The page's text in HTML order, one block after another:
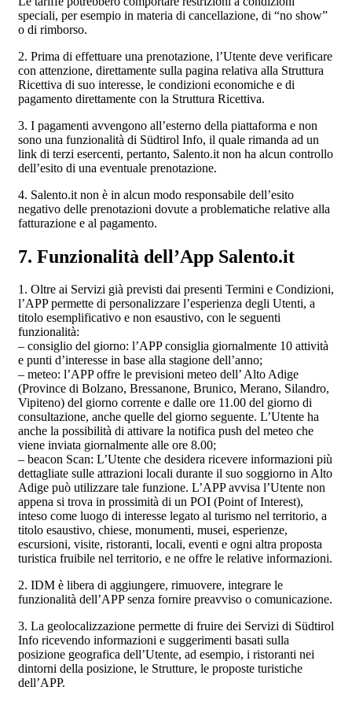
speciali, per esempio in materia di cancellazione, di “no show”
o di rimborso.
2. Prima di effettuare una prenotazione, l’Utente deve verificare
con attenzione, direttamente sulla pagina relativa alla Struttura
Ricettiva di suo interesse, le condizioni economiche e di
pagamento direttamente con la Struttura Ricettiva.
3. I pagamenti avvengono all’esterno della piattaforma e non
sono una funzionalità di Südtirol Info, il quale rimanda ad un
link di terzi esercenti, pertanto, Salento.it non ha alcun controllo
dell’esito di una eventuale prenotazione.
4. Salento.it non è in alcun modo responsabile dell’esito
negativo delle prenotazioni dovute a problematiche relative alla
fatturazione e al pagamento.
7. Funzionalità dell’App Salento.it
1. Oltre ai Servizi già previsti dai presenti Termini e Condizioni,
l’APP permette di personalizzare l’esperienza degli Utenti, a
titolo esemplificativo e non esaustivo, con le seguenti
funzionalità:
– consiglio del giorno: l’APP consiglia giornalmente 10 attività
e punti d’interesse in base alla stagione dell’anno;
– meteo: l’APP offre le previsioni meteo dell’ Alto Adige
(Province di Bolzano, Bressanone, Brunico, Merano, Silandro,
Vipiteno) del giorno corrente e dalle ore 11.00 del giorno di
consultazione, anche quelle del giorno seguente. L’Utente ha
anche la possibilità di attivare la notifica push del meteo che
viene inviata giornalmente alle ore 8.00;
– beacon Scan: L’Utente che desidera ricevere informazioni più
dettagliate sulle attrazioni locali durante il suo soggiorno in Alto
Adige può utilizzare tale funzione. L’APP avvisa l’Utente non
appena si trova in prossimità di un POI (Point of Interest),
inteso come luogo di interesse legato al turismo nel territorio, a
titolo esaustivo, chiese, monumenti, musei, esperienze,
escursioni, visite, ristoranti, locali, eventi e ogni altra proposta
turistica fruibile nel territorio, e ne offre le relative informazioni.
2. IDM è libera di aggiungere, rimuovere, integrare le
funzionalità dell’APP senza fornire preavviso o comunicazione.
3. La geolocalizzazione permette di fruire dei Servizi di Südtirol
Info ricevendo informazioni e suggerimenti basati sulla
posizione geografica dell’Utente, ad esempio, i ristoranti nei
dintorni della posizione, le Strutture, le proposte turistiche
dell’APP.